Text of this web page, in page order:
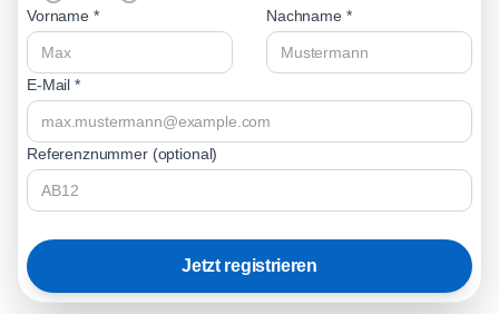
Vorname *
Nachname *
E-Mail *
Referenznummer (optional)
Jetzt registrieren